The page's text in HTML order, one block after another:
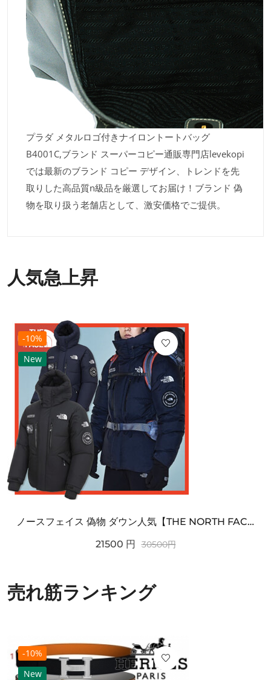
プラダ メタルロゴ付きナイロントートバッグ
B4001C,ブランド スーパーコピー通販専門店levekopi
では最新のブランド コピー デザイン、トレンドを先
取りした高品質n級品を厳選してお届け！ブランド 偽
物を取り扱う老舗店として、激安価格でご提供。
人気急上昇
-10%
New
ノースフェイス 偽物 ダウン人気【THE NORTH FACE】M'S 7 SUMMIT HIM...
21500 円 30500円
売れ筋ランキング
-10%
New